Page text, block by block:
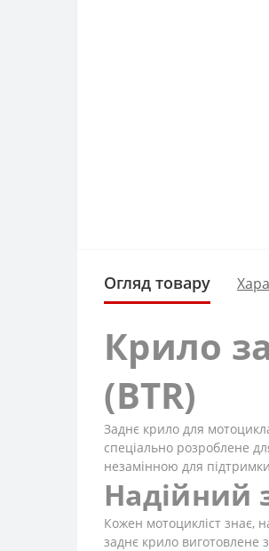
Огляд товару
Крило
(BTR)
Заднє крило для
спеціально розроблене
незамінною для
Надійний
Кожен мотоцикліст знає,
заднє крило виготовлене